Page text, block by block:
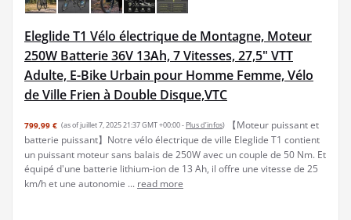
Eleglide T1 Vélo électrique de Montagne, Moteur
250W Batterie 36V 13Ah, 7 Vitesses, 27,5" VTT
Adulte, E-Bike Urbain pour Homme Femme, Vélo
de Ville Frien à Double Disque,VTC
799,99 € (as of juillet 7, 2025 21:37 GMT +00:00 - Plus d’infos)
【Moteur puissant et
batterie puissant】Notre vélo électrique de ville Eleglide T1 contient
un puissant moteur sans balais de 250W avec un couple de 50 Nm. Et
équipé d'une batterie lithium-ion de 13 Ah, il offre une vitesse de 25
km/h et une autonomie ... read more